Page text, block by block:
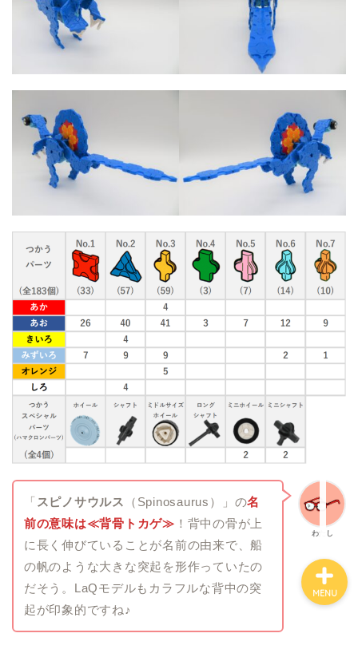
わたし
「 スピノサウルス （Spinosaurus）」の名
前の意味は≪背骨トカゲ≫ ！背中の骨が上
に長く伸びていることが名前の由来で、船
の帆のような大きな突起を形作っていたの
だそう。LaQモデルもカラフルな背中の突
起が印象的ですね♪
MENU
ホーム
知育おもちゃ『LaQ』
”ありいっちゃん”のプロフ
ィール
お問い合わせ